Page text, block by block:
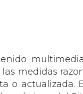
medidas
o